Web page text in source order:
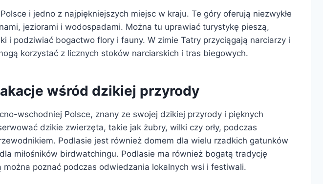
i jedno z najpiękniejszych miejsc w kraju. Te góry oferują niezwykłe
jeziorami i wodospadami. Można tu uprawiać turystykę pieszą,
i podziwiać bogactwo flory i fauny. W zimie Tatry przyciągają narciarzy i
korzystać z licznych stoków narciarskich i tras biegowych.
wśród dzikiej przyrody
wschodniej Polsce, znany ze swojej dzikiej przyrody i pięknych
dzikie zwierzęta, takie jak żubry, wilki czy orły, podczas
Podlasie jest również domem dla wielu rzadkich gatunków
miłośników birdwatchingu. Podlasie ma również bogatą tradycję
można poznać podczas odwiedzania lokalnych wsi i festiwali.